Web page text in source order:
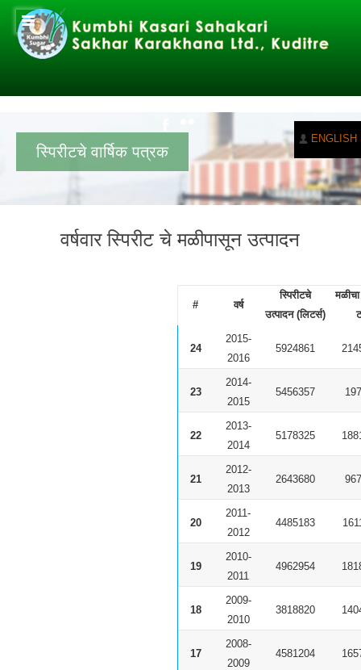
ENGLISH
स्पिरीटचे वार्षिक पत्रक
वर्षवार स्पिरीट चे मळीपासून उत्पादन
# वर्ष
स्पिरीटचे
उत्पादन (लिटर्स)
24
2015-
2016
5924861
23
2014-
2015
5456357
22
2013-
2014
5178325
21
2012-
2013
2643680
20
2011-
2012
4485183
19
2010-
2011
4962954
18
2009-
2010
3818820
17
2008-
2009
4581204